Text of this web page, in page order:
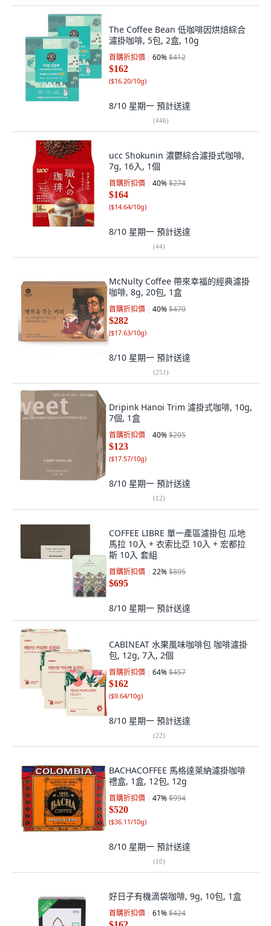
The Coffee Bean 低咖啡因烘焙綜合
濾掛咖啡, 5包, 2盒, 10g
首購折扣價 60%$412
$162
($16.20/10g)
8/10 星期一 預計送達
(446)
ucc Shokunin 濃鬱綜合濾掛式咖啡,
7g, 16入, 1個
首購折扣價 40%$274
$164
($14.64/10g)
8/10 星期一 預計送達
(44)
McNulty Coffee 帶來幸福的經典濾掛
咖啡, 8g, 20包, 1盒
首購折扣價 40%$470
$282
($17.63/10g)
8/10 星期一 預計送達
(251)
Dripink Hanoi Trim 濾掛式咖啡, 10g,
7個, 1盒
首購折扣價 40%$205
$123
($17.57/10g)
8/10 星期一 預計送達
(12)
COFFEE LIBRE 單一產區濾掛包 瓜地
馬拉 10入 + 衣索比亞 10入 + 宏都拉
斯 10入 套組
首購折扣價 22%$895
$695
8/10 星期一 預計送達
CABINEAT 水果風味咖啡包 咖啡濾掛
包, 12g, 7入, 2個
首購折扣價 64%$457
$162
($9.64/10g)
8/10 星期一 預計送達
(22)
BACHACOFFEE 馬格達萊納濾掛咖啡
禮盒, 1盒, 12包, 12g
首購折扣價 47%$994
$520
($36.11/10g)
8/10 星期一 預計送達
(10)
好日子有機滴袋咖啡, 9g, 10包, 1盒
首購折扣價 61%$424